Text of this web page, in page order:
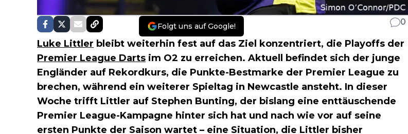
Folgt uns auf Google! 0
Luke Littler bleibt weiterhin fest auf das Ziel konzentriert, die Playoffs der
Premier League Darts im O2 zu erreichen. Aktuell befindet sich der junge
Engländer auf Rekordkurs, die Punkte-Bestmarke der Premier League zu
brechen, während ein weiterer Spieltag in Newcastle ansteht. In dieser
Woche trifft Littler auf Stephen Bunting, der bislang eine enttäuschende
Premier League-Kampagne hinter sich hat und nach wie vor auf seine
ersten Punkte der Saison wartet – eine Situation, die Littler bisher